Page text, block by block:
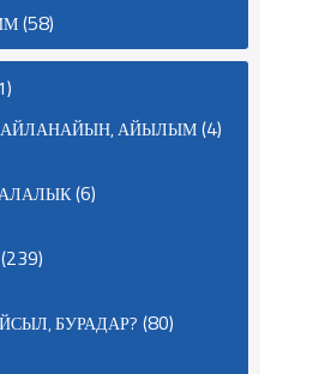
(58)
АЙЫЛЫМ(4)
(6)
(239)
БУРАДАР? (80)